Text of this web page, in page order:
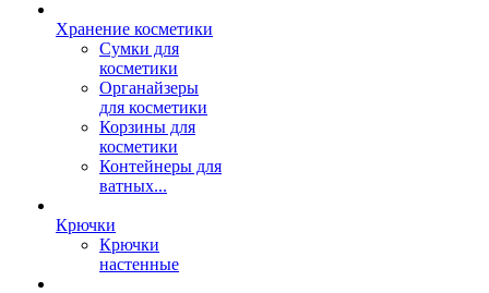
Хранение косметики
Сумки для
косметики
Органайзеры
для косметики
Корзины для
косметики
Контейнеры для
ватных...
Крючки
Крючки
настенные